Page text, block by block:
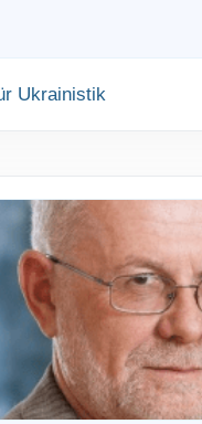
Ukrainistik